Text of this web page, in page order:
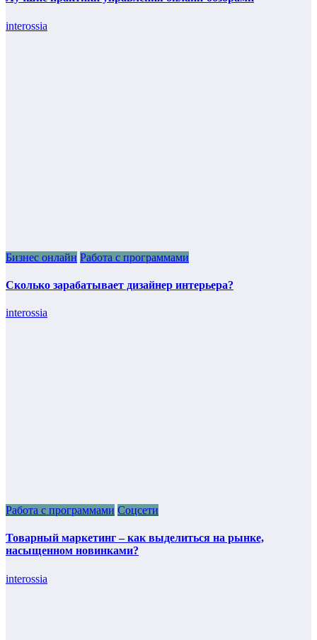
interossia
Бизнес онлайн Работа с программами
Сколько зарабатывает дизайнер интерьера?
interossia
Работа с программами Соцсети
Товарный маркетинг – как выделиться на рынке,
насыщенном новинками?
interossia